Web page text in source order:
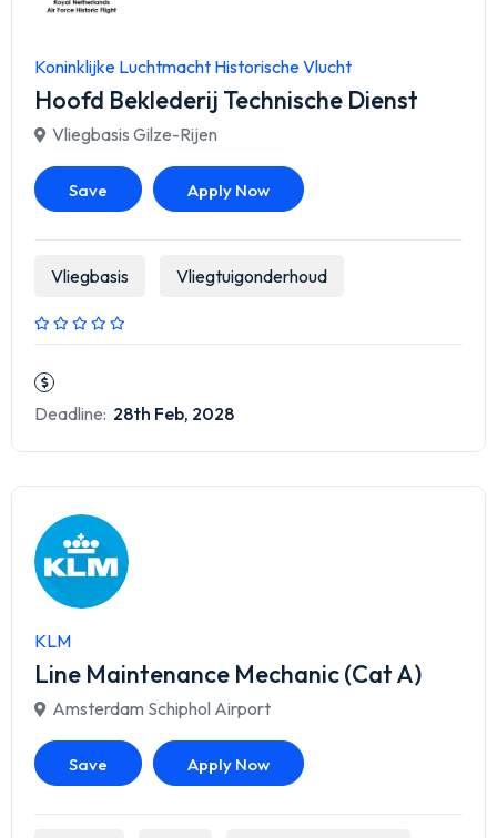
Koninklijke Luchtmacht Historische Vlucht
Hoofd Beklederij Technische Dienst
Vliegbasis Gilze-Rijen
Save Apply Now
Vliegbasis Vliegtuigonderhoud
Deadline: 28th Feb, 2028
KLM
Line Maintenance Mechanic (Cat A)
Amsterdam Schiphol Airport
Save Apply Now